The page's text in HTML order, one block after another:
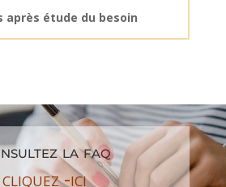
après étude du besoin
la faq
cliquez -ici